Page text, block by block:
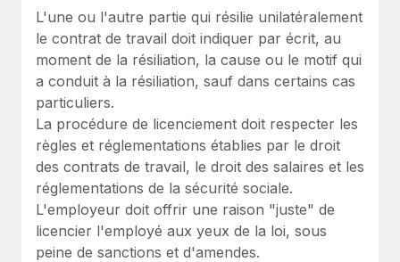
Contrôles d’antécédents
Simplifiez vos processus de présélection des
candidats
Remote Watchtower
Gardez un temps d’avance sur les risques en
matière de conformité
Gestion des appareils
Achetez et suivez vos équipements informatiques
dans le monde entier
ÉTUDES DE CAS
Obtenir de l’aide
Voir toutes les ressources
BLOG
Paie multipays
EOR et PEO
Gestion des freelances
L'une ou l'autre partie qui résilie unilatéralement
le contrat de travail doit indiquer par écrit, au
moment de la résiliation, la cause ou le motif qui
a conduit à la résiliation, sauf dans certains cas
particuliers.
La procédure de licenciement doit respecter les
règles et réglementations établies par le droit
des contrats de travail, le droit des salaires et les
réglementations de la sécurité sociale.
L'employeur doit offrir une raison "juste" de
licencier l'employé aux yeux de la loi, sous
peine de sanctions et d'amendes.